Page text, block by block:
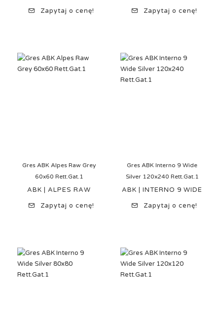
Zapytaj o cenę! Zapytaj o cenę!
Gres ABK Alpes Raw Grey
60x60 Rett.Gat.1
ABK | ALPES RAW
Zapytaj o cenę!
Gres ABK Interno 9 Wide
Silver 120x240 Rett.Gat.1
ABK | INTERNO 9 WIDE
Zapytaj o cenę!